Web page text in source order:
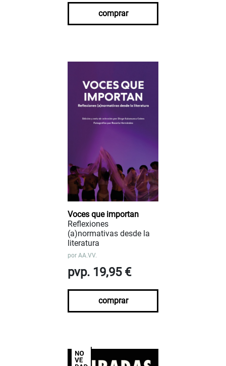
comprar
Voces que importan
Reflexiones
(a)normativas desde la
literatura
por AA.VV.
pvp. 19,95 €
comprar